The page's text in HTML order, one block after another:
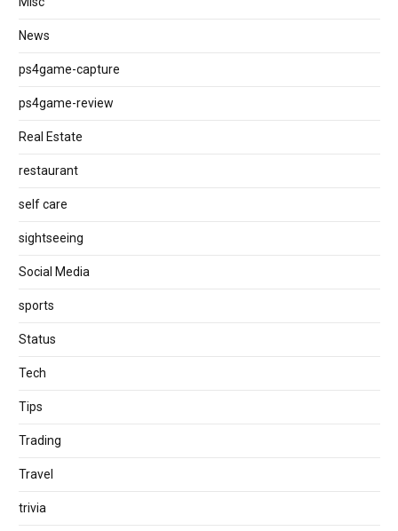
News
ps4game-capture
ps4game-review
Real Estate
restaurant
self care
sightseeing
Social Media
sports
Status
Tech
Tips
Trading
Travel
trivia